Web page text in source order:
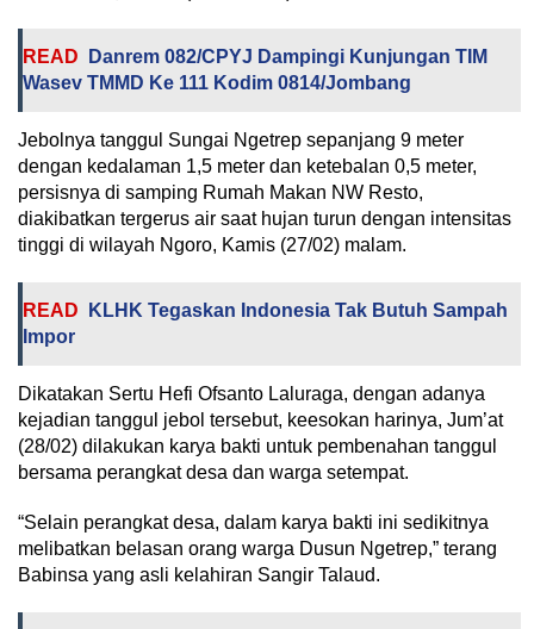
READ
Danrem 082/CPYJ Dampingi Kunjungan TIM
Wasev TMMD Ke 111 Kodim 0814/Jombang
Jebolnya tanggul Sungai Ngetrep sepanjang 9 meter
dengan kedalaman 1,5 meter dan ketebalan 0,5 meter,
persisnya di samping Rumah Makan NW Resto,
diakibatkan tergerus air saat hujan turun dengan intensitas
tinggi di wilayah Ngoro, Kamis (27/02) malam.
READ
KLHK Tegaskan Indonesia Tak Butuh Sampah
Impor
Dikatakan Sertu Hefi Ofsanto Laluraga, dengan adanya
kejadian tanggul jebol tersebut, keesokan harinya, Jum’at
(28/02) dilakukan karya bakti untuk pembenahan tanggul
bersama perangkat desa dan warga setempat.
“Selain perangkat desa, dalam karya bakti ini sedikitnya
melibatkan belasan orang warga Dusun Ngetrep,” terang
Babinsa yang asli kelahiran Sangir Talaud.